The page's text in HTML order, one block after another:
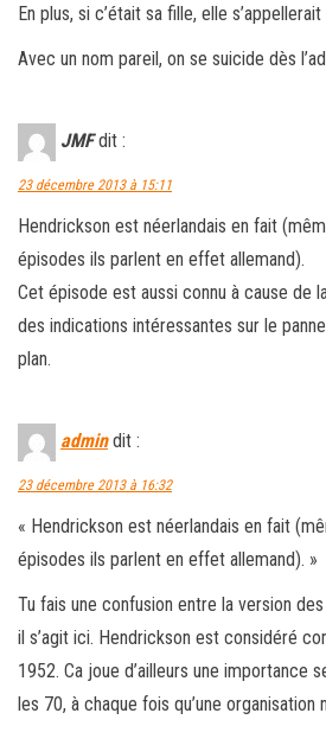
En plus, si c’était sa fille, elle
Avec un nom pareil, on se suicide dès
JMF dit :
23 décembre 2013 à 15:11
Hendrickson est néerlandais en fait
épisodes ils parlent en effet allemand).
Cet épisode est aussi connu à cause de
des indications intéressantes sur le
plan.
admin dit :
23 décembre 2013 à 16:32
« Hendrickson est néerlandais en fait
épisodes ils parlent en effet allemand). »
Tu fais une confusion entre la version
il s’agit ici. Hendrickson est considéré
1952. Ca joue d’ailleurs une importance
les 70, à chaque fois qu’une